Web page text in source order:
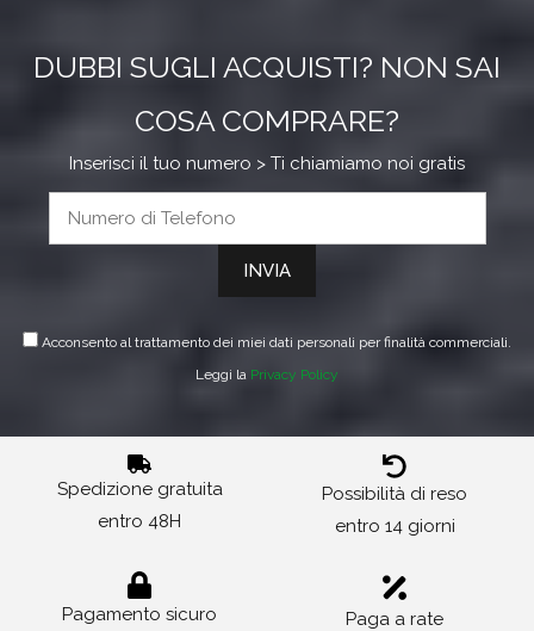
DUBBI SUGLI ACQUISTI? NON SAI
COSA COMPRARE?
Inserisci il tuo numero > Ti chiamiamo noi gratis
Acconsento al trattamento dei miei dati personali per finalità commerciali.
Leggi la Privacy Policy
Spedizione gratuita
entro 48H
Possibilità di reso
entro 14 giorni
Pagamento sicuro
Paga a rate